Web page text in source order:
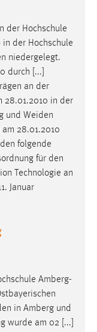
der Hochschule
der Hochschule
niedergelegt.
durch [...]
an der
28.01.2010 in der
und Weiden
28.01.2010
folgende
für den
Technologie an
Januar
Amberg-
in Amberg und
wurde am 02 [...]